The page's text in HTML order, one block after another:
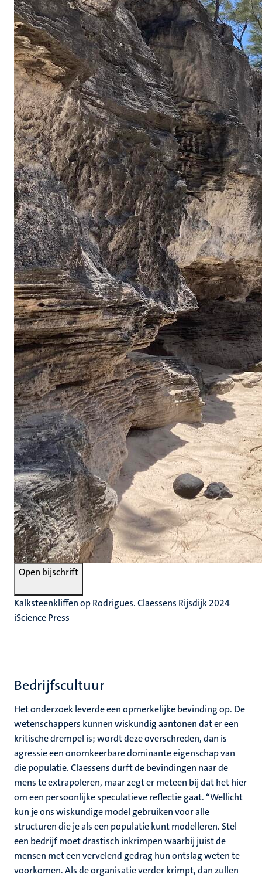
Open bijschrift
Kalksteenkliffen op Rodrigues. Claessens Rijsdijk 2024
iScience Press
Bedrijfscultuur
Het onderzoek leverde een opmerkelijke bevinding op. De
wetenschappers kunnen wiskundig aantonen dat er een
kritische drempel is; wordt deze overschreden, dan is
agressie een onomkeerbare dominante eigenschap van
die populatie. Claessens durft de bevindingen naar de
mens te extrapoleren, maar zegt er meteen bij dat het hier
om een persoonlijke speculatieve reflectie gaat. “Wellicht
kun je ons wiskundige model gebruiken voor alle
structuren die je als een populatie kunt modelleren. Stel
een bedrijf moet drastisch inkrimpen waarbij juist de
mensen met een vervelend gedrag hun ontslag weten te
voorkomen. Als de organisatie verder krimpt, dan zullen